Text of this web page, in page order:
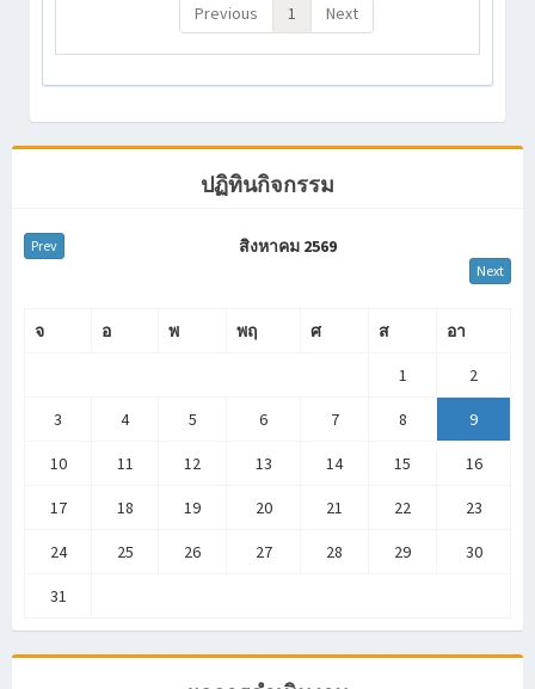
Previous
1 Next
ปฏิทินกิจกรรม
Prev สิงหาคม 2569
Next
จ อ พ พฤ ศ ส อา
1 2
3 4 5 6 7 8 9
10 11 12 13 14 15 16
17 18 19 20 21 22 23
24 25 26 27 28 29 30
31